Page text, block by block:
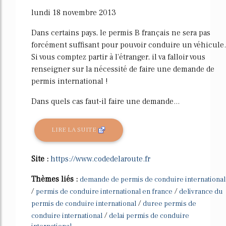
lundi 18 novembre 2013
Dans certains pays, le permis B français ne sera pas
forcément suffisant pour pouvoir conduire un véhicule.
Si vous comptez partir à l'étranger, il va falloir vous
renseigner sur la nécessité de faire une demande de
permis international !
Dans quels cas faut-il faire une demande...
LIRE LA SUITE
Site : https://www.codedelaroute.fr
Thèmes liés : demande de permis de conduire international
/ permis de conduire international en france / delivrance du
permis de conduire international / duree permis de
conduire international / delai permis de conduire